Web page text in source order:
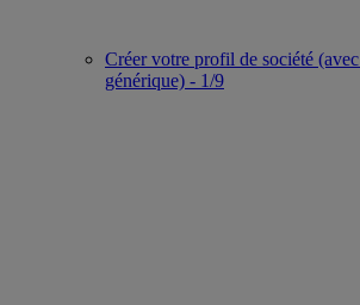
Créer votre profil de société
générique) - 1/9